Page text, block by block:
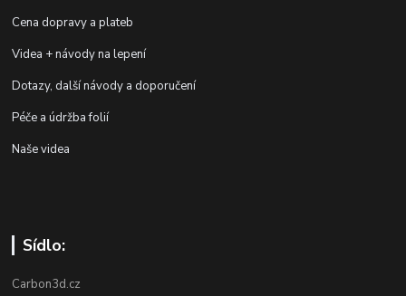
Cena dopravy a plateb
Videa + návody na lepení
Dotazy, další návody a doporučení
Péče a údržba folií
Naše videa
Sídlo:
Carbon3d.cz